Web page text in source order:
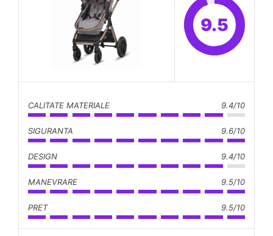
9.5
CALITATE MATERIALE 9.4/10
SIGURANTA 9.6/10
DESIGN 9.4/10
MANEVRARE 9.5/10
PRET 9.5/10